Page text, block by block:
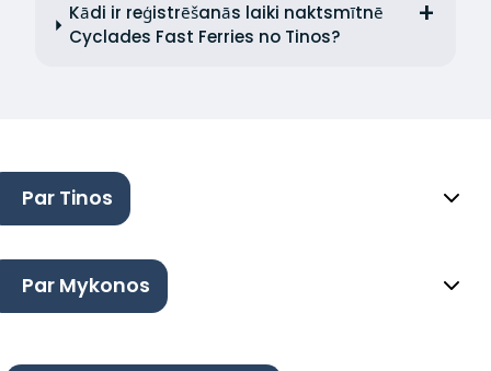
Kādi ir reģistrēšanās laiki naktsmītnē
Cyclades Fast Ferries no Tinos?
Par Tinos
Par Mykonos